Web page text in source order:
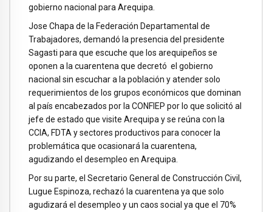
gobierno nacional para Arequipa.
Jose Chapa de la Federación Departamental de
Trabajadores, demandó la presencia del presidente
Sagasti para que escuche que los arequipeños se
oponen a la cuarentena que decretó el gobierno
nacional sin escuchar a la población y atender solo
requerimientos de los grupos económicos que dominan
al país encabezados por la CONFIEP por lo que solicitó al
jefe de estado que visite Arequipa y se reúna con la
CCIA, FDTA y sectores productivos para conocer la
problemática que ocasionará la cuarentena,
agudizando el desempleo en Arequipa.
Por su parte, el Secretario General de Construcción Civil,
Lugue Espinoza, rechazó la cuarentena ya que solo
agudizará el desempleo y un caos social ya que el 70%